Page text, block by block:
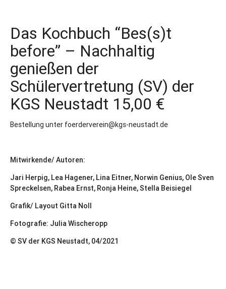
Das Kochbuch “Bes(s)t
before” – Nachhaltig
genießen der
Schülervertretung (SV) der
KGS Neustadt 15,00 €
Bestellung unter foerderverein@kgs-neustadt.de
Mitwirkende/ Autoren:
Jari Herpig, Lea Hagener, Lina Eitner, Norwin Genius, Ole Sven
Spreckelsen, Rabea Ernst, Ronja Heine, Stella Beisiegel
Grafik/ Layout Gitta Noll
Fotografie: Julia Wischeropp
© SV der KGS Neustadt, 04/2021